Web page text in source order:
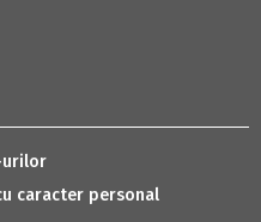
urilor
caracter personal